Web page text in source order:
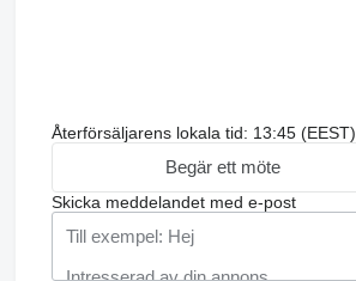
Återförsäljarens lokala tid: 13:45 (EEST)
Begär ett möte
Skicka meddelandet med e-post